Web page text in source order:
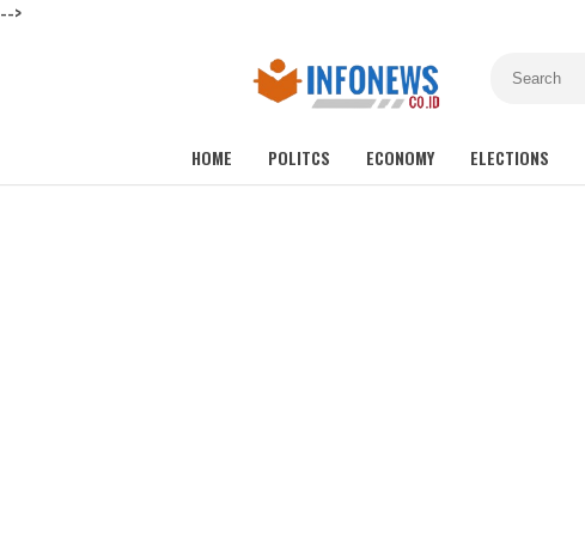
-->
HOME POLITCS ECONOMY ELECTIONS